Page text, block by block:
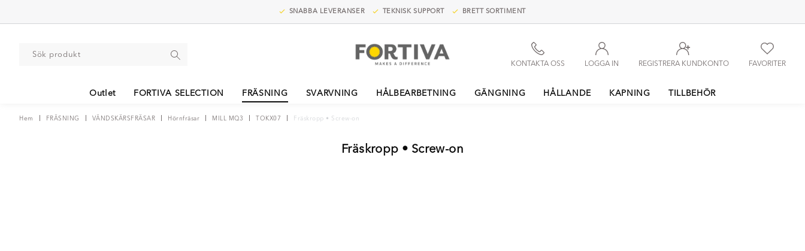
SNABBA LEVERANSER TEKNISK SUPPORT BRETT SORTIMENT
FAVORITER
REGISTRERA KUNDKONTO
LOGGA IN
KONTAKTA OSS
Outlet FORTIVA SELECTION FRÄSNING SVARVNING HÅLBEARBETNING GÄNGNING HÅLLANDE KAPNING TILLBEHÖR
Hem FRÄSNING VÄNDSKÄRSFRÄSAR Hörnfräsar MILL MQ3 TOKX07 Fräskropp • Screw-on
Fräskropp • Screw-on